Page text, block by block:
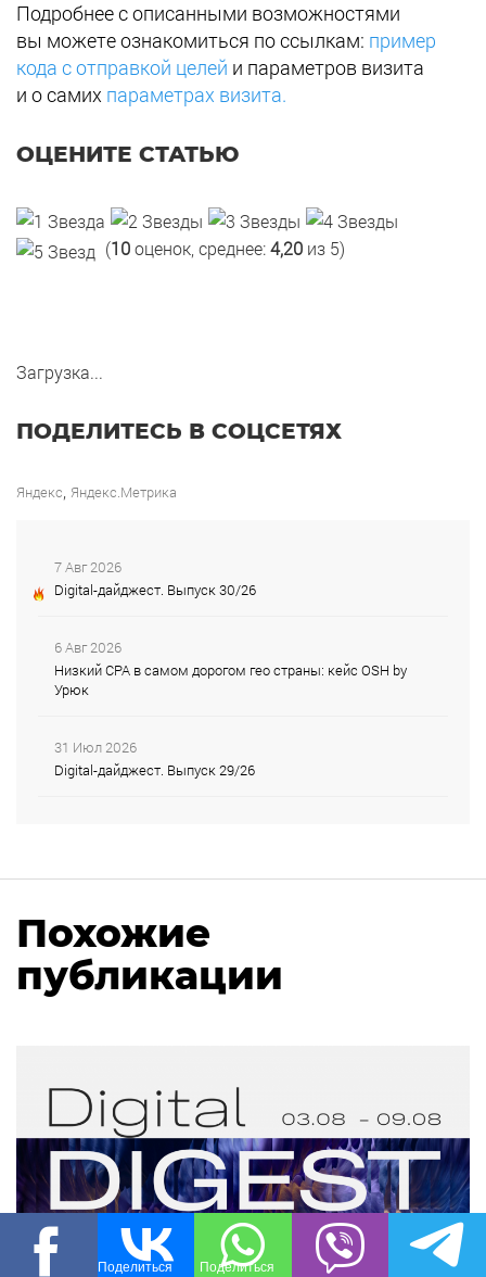
Подробнее с описанными возможностями
вы можете ознакомиться по ссылкам: пример
кода с отправкой целей и параметров визита
и о самих параметрах визита.
ОЦЕНИТЕ СТАТЬЮ
(10оценок, среднее:4,20 из 5)
Загрузка...
ПОДЕЛИТЕСЬ В СОЦСЕТЯХ
Яндекс Яндекс.Метрика
Поделиться Поделиться
7 Авг 2026
Digital-дайджест. Выпуск 30/26
6 Авг 2026
Низкий CPA в самом дорогом гео страны: кейс OSH by
Урюк
31 Июл 2026
Digital-дайджест. Выпуск 29/26
Похожие
публикации